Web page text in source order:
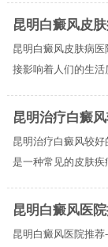
昆明白癜风皮
昆明白癜风皮肤病
接影响着人们的生活
昆明治疗白癜
昆明治疗白癜风较
是一种常见的皮肤疾
昆明白癜风医
昆明白癜风医院推